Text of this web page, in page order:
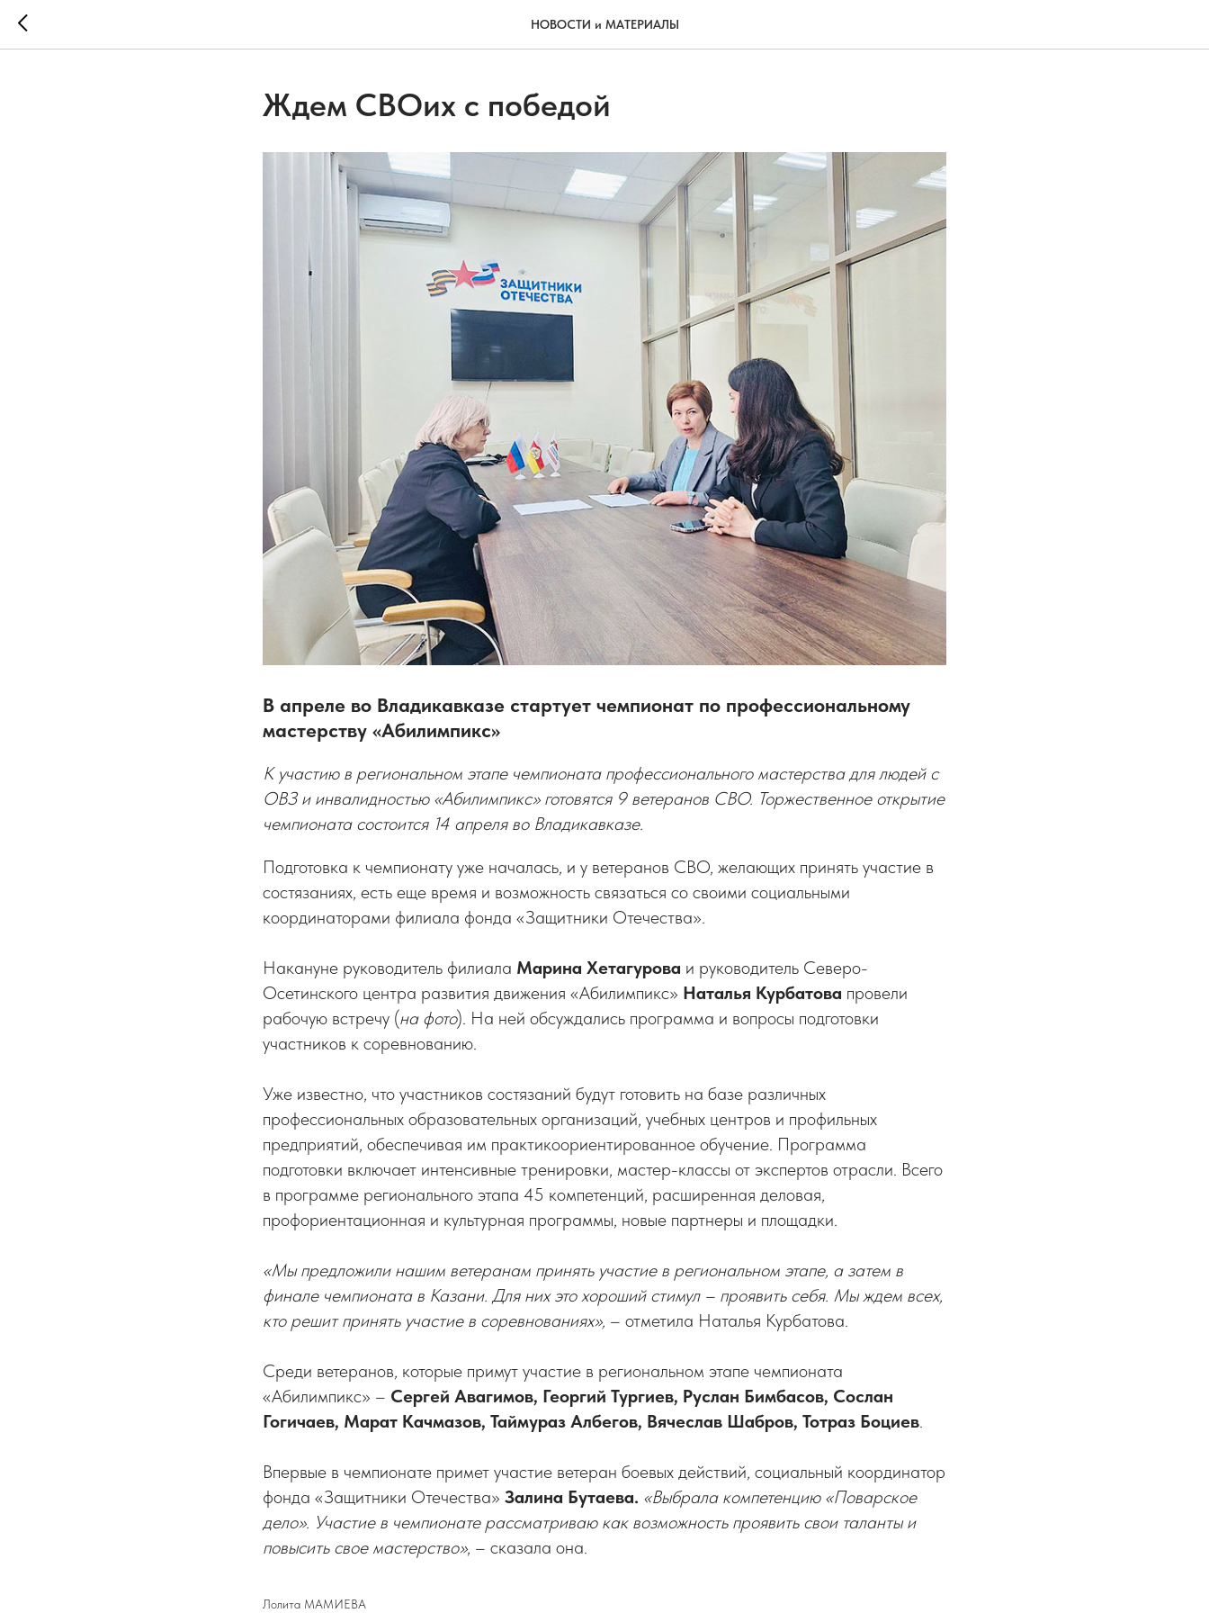
НОВОСТИ и МАТЕРИАЛЫ
Ждем СВОих с победой
В апреле во Владикавказе стартует чемпионат по профессиональному
мастерству «Абилимпикс»
К участию в региональном этапе чемпионата профессионального мастерства для людей с
ОВЗ и инвалидностью «Абилимпикс» готовятся 9 ветеранов СВО. Торжественное открытие
чемпионата состоится 14 апреля во Владикавказе.
Подготовка к чемпионату уже началась, и у ветеранов СВО, желающих принять участие в
состязаниях, есть еще время и возможность связаться со своими социальными
координаторами филиала фонда «Защитники Отечества».
Накануне руководитель филиала Марина Хетагурова и руководитель Северо-
Осетинского центра развития движения «Абилимпикс» Наталья Курбатова провели
рабочую встречу (на фото). На ней обсуждались программа и вопросы подготовки
участников к соревнованию.
Уже известно, что участников состязаний будут готовить на базе различных
профессиональных образовательных организаций, учебных центров и профильных
предприятий, обеспечивая им практикоориентированное обучение. Программа
подготовки включает интенсивные тренировки, мастер-классы от экспертов отрасли. Всего
в программе регионального этапа 45 компетенций, расширенная деловая,
профориентационная и культурная программы, новые партнеры и площадки.
«Мы предложили нашим ветеранам принять участие в региональном этапе, а затем в
финале чемпионата в Казани. Для них это хороший стимул – проявить себя. Мы ждем всех,
кто решит принять участие в соревнованиях», – отметила Наталья Курбатова.
Среди ветеранов, которые примут участие в региональном этапе чемпионата
«Абилимпикс» – Сергей Авагимов, Георгий Тургиев, Руслан Бимбасов, Сослан
Гогичаев, Марат Качмазов, Таймураз Албегов, Вячеслав Шабров, Тотраз Боциев.
Впервые в чемпионате примет участие ветеран боевых действий, социальный координатор
фонда «Защитники Отечества» Залина Бутаева. «Выбрала компетенцию «Поварское
дело». Участие в чемпионате рассматриваю как возможность проявить свои таланты и
повысить свое мастерство», – сказала она.
Лолита МАМИЕВА